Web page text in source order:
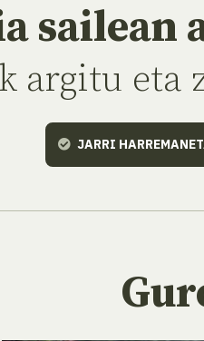
sailean
argitu eta
JARRI